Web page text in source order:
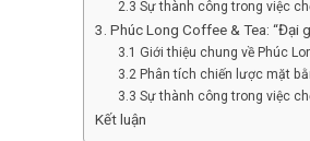
2.3 Sự thành công trong việc
3. Phúc Long Coffee & Tea: “Đại
3.1 Giới thiệu chung về Phúc
3.2 Phân tích chiến lược mặt
3.3 Sự thành công trong việc
Kết luận